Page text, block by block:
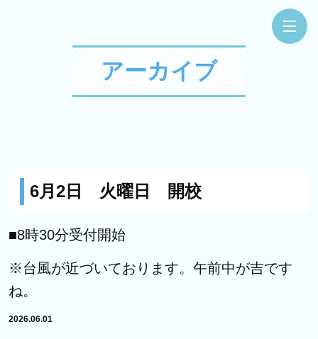
アーカイブ
6月2日 火曜日 開校
■8時30分受付開始
※台風が近づいております。午前中が吉です
ね。
2026.06.01